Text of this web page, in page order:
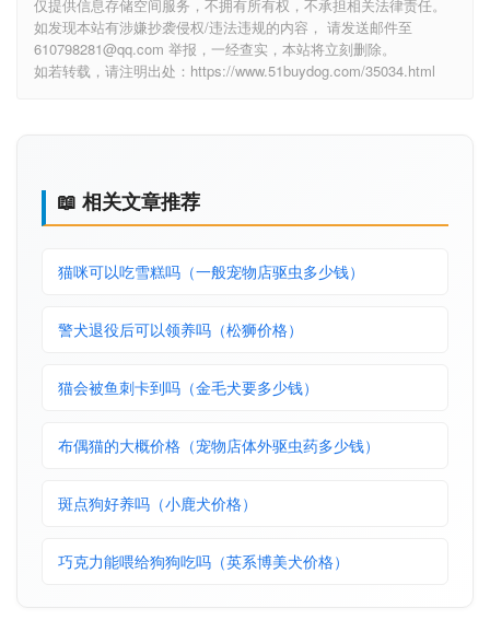
仅提供信息存储空间服务，不拥有所有权，不承担相关法律责任。
如发现本站有涉嫌抄袭侵权/违法违规的内容， 请发送邮件至
610798281@qq.com 举报，一经查实，本站将立刻删除。
如若转载，请注明出处：https://www.51buydog.com/35034.html
📖 相关文章推荐
猫咪可以吃雪糕吗（一般宠物店驱虫多少钱）
警犬退役后可以领养吗（松狮价格）
猫会被鱼刺卡到吗（金毛犬要多少钱）
布偶猫的大概价格（宠物店体外驱虫药多少钱）
斑点狗好养吗（小鹿犬价格）
巧克力能喂给狗狗吃吗（英系博美犬价格）